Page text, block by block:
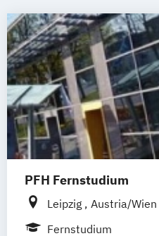
PFH Fernstudium
Leipzig Austria/Wien
Bremen
Fernstudium